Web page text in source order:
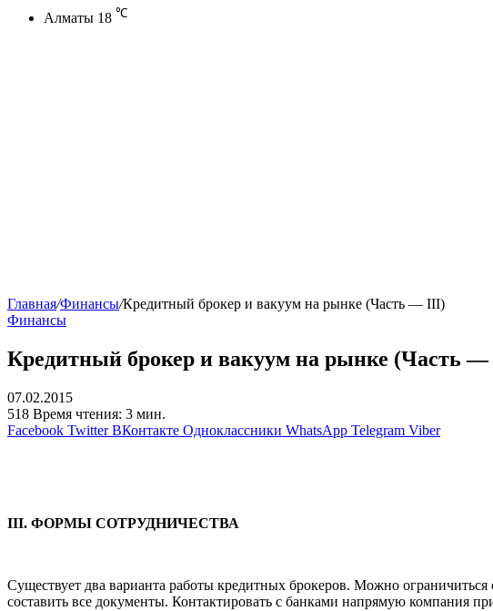
Алматы 18 ℃
Главная/Финансы/Кредитный брокер и вакуум на рынке (Часть — III)
Финансы
Кредитный брокер и вакуум на рынке (Часть
07.02.2015
518 Время чтения: 3 мин.
Facebook Twitter ВКонтакте Одноклассники WhatsApp Telegram Viber
III. ФОРМЫ СОТРУДНИЧЕСТВА
Существует два варианта работы кредитных брокеров. Можно
составить все документы. Контактировать с банками напрямую компания